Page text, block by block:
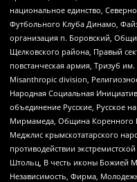
национальное единство,
Футбольного Клуба Динамо,
организация п. Боровский,
Щелковского района, Правый
повстанческая армия, Тризуб
Misanthropic division,
Народная Социальная
объединение Русские, Русское
Мирмамеда, Община Коренного
Меджлис крымскотатарского
противодействии
Штольц, В честь иконы Божией
Независимость, Фирма,